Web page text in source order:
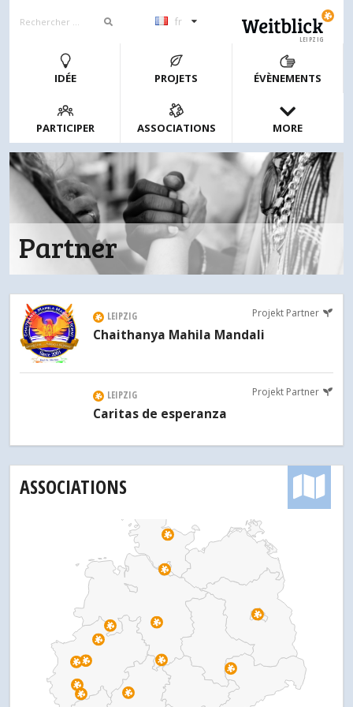
fr
LEIPZIG
IDÉE PROJETS ÉVÈNEMENTS
PARTICIPER ASSOCIATIONS MORE
Partner
LEIPZIG Projekt Partner
Chaithanya Mahila Mandali
LEIPZIG Projekt Partner
Caritas de esperanza
ASSOCIATIONS